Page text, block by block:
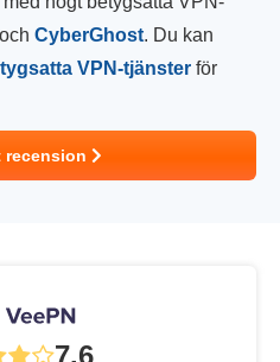
och CyberGhost. Du kan
VPN-tjänster för
recension
7.6